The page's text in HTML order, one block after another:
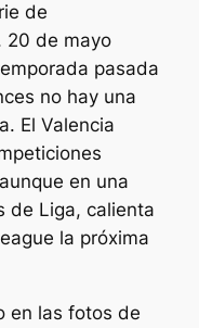
de
20 de mayo
pasada
no hay una
El Valencia
en una
de Liga, calienta
la próxima
en las fotos de